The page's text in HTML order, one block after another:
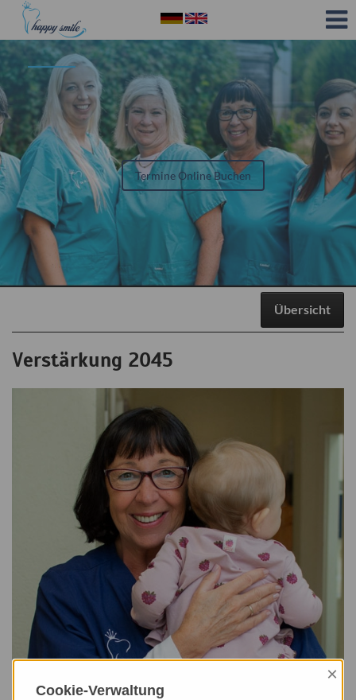
Termine Online Buchen
Übersicht
Verstärkung 2045
Cookie-Verwaltung
×